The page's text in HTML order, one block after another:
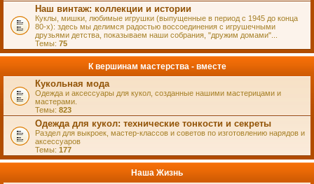
Наш винтаж: коллекции и истории
Куклы, мишки, любимые игрушки (выпущенные в период с 1945 до конца
80-х): здесь мы делимся радостью воссоединения с игрушечными
друзьями детства, показываем наши собрания, "дружим домами"...
Темы: 75
К вершинам мастерства - вместе
Кукольная мода
Одежда и аксессуары для кукол, созданные нашими мастерицами и
мастерами.
Темы: 823
Одежда для кукол: технические тонкости и секреты
Раздел для выкроек, мастер-классов и советов по изготовлению нарядов и
аксессуаров
Темы: 177
Наша Жизнь